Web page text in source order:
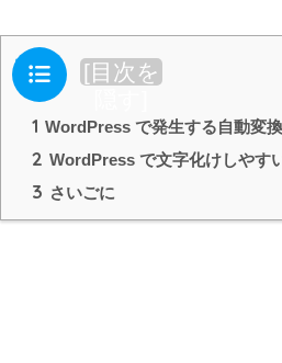
目次 [目次を
1 WordPress で発生する自動変換
2 WordPress で文字化けしやす
3 さいごに